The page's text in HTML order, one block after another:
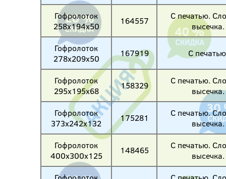
Гофролоток
258х194х50
164557
С печатью.
высечка.
Гофролоток
278х209х50
167919 С
Гофролоток
295х195х68
158329
С печатью.
высечка.
Гофролоток
373х242х132
175281
С печатью.
высечка.
Гофролоток
400х300х125
148465
С печатью.
высечка.